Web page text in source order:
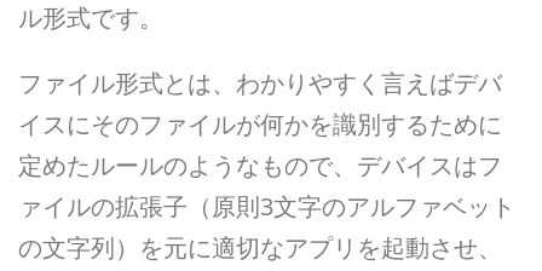
ル形式です。
ファイル形式とは、わかりやすく言えばデバ
イスにそのファイルが何かを識別するために
定めたルールのようなもので、デバイスはフ
ァイルの拡張子（原則3文字のアルファベット
の文字列）を元に適切なアプリを起動させ、